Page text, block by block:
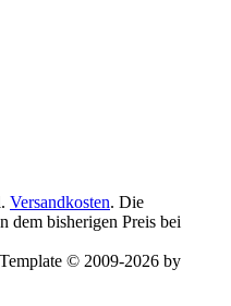
Versandkosten. Die
dem bisherigen Preis bei
© 2009-2026 by